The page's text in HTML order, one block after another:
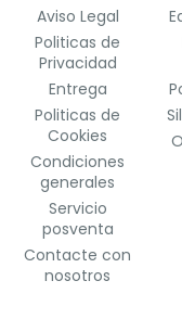
Aviso Legal
Politicas de
Privacidad
Entrega
Politicas de
Cookies
Condiciones
generales
Servicio
posventa
Contacte con
nosotros